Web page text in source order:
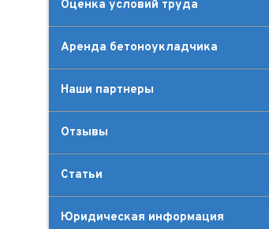
Оценка условий труда
Аренда бетоноукладчика
Наши партнеры
Отзывы
Статьи
Юридическая информация